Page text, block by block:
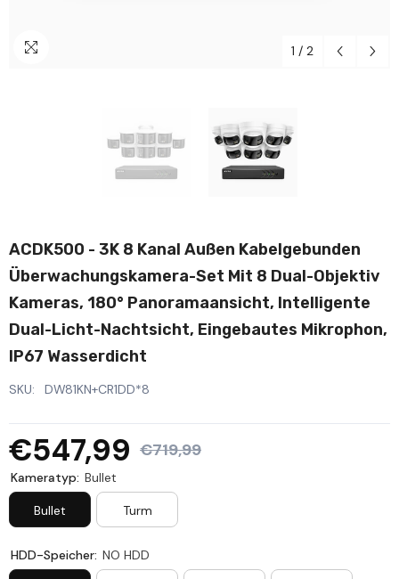
1 / 2
ACDK500 - 3K 8 Kanal Außen Kabelgebunden
Überwachungskamera-Set Mit 8 Dual-Objektiv
Kameras, 180° Panoramaansicht, Intelligente
Dual-Licht-Nachtsicht, Eingebautes Mikrophon,
IP67 Wasserdicht
SKU: DW81KN+CR1DD*8
€547,99 €719,99
Kameratyp: Bullet
Bullet Turm
HDD-Speicher: NO HDD